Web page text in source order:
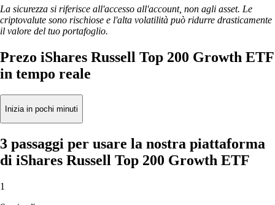
La sicurezza si riferisce all'accesso all'account, non agli asset. Le
criptovalute sono rischiose e l'alta volatilità può ridurre drasticamente
il valore del tuo portafoglio.
Prezo iShares Russell Top 200 Growth ETF
in tempo reale
Inizia in pochi minuti
3 passaggi per usare la nostra piattaforma
di iShares Russell Top 200 Growth ETF
1